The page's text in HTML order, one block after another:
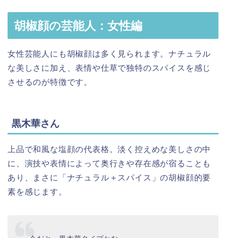
胡椒顔の芸能人：女性編
女性芸能人にも胡椒顔は多く見られます。ナチュラル
な美しさに加え、表情や仕草で独特のスパイスを感じ
させるのが特徴です。
黒木華さん
上品で和風な塩顔の代表格。淡く控えめな美しさの中
に、演技や表情によって奥行きや存在感が宿ることも
あり、まさに「ナチュラル＋スパイス」の胡椒顔的要
素を感じます。